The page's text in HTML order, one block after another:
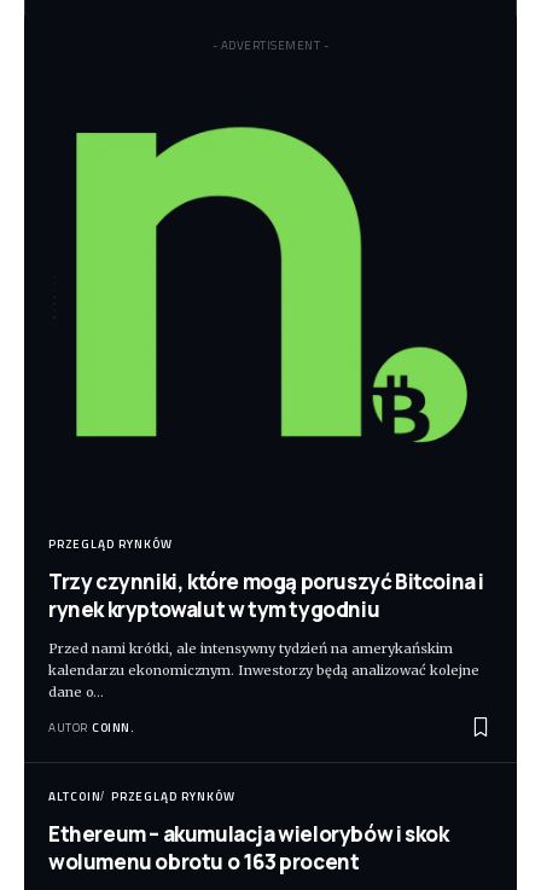
- ADVERTISEMENT -
PRZEGLĄD RYNKÓW
Trzy czynniki, które mogą poruszyć Bitcoina i
rynek kryptowalut w tym tygodniu
Przed nami krótki, ale intensywny tydzień na amerykańskim
kalendarzu ekonomicznym. Inwestorzy będą analizować kolejne
dane o…
AUTOR COINN.
ALTCOIN PRZEGLĄD RYNKÓW
Ethereum – akumulacja wielorybów i skok
wolumenu obrotu o 163 procent